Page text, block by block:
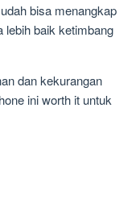
bisa menangkap
baik ketimbang
dan kekurangan
ini worth it untuk